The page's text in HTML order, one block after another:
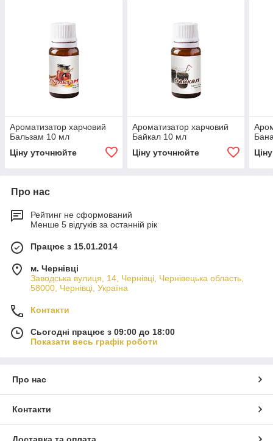
Ароматизатор харчовий
Бальзам 10 мл
Ціну уточнюйте
Ароматизатор харчовий
Байкал 10 мл
Ціну уточнюйте
Про нас
Рейтинг не сформований
Менше 5 відгуків за останній рік
Працює з 15.01.2014
м. Чернівці
Заводська вулиця, 14, Чернівці, Чернівецька область,
58000, Чернівці, Україна
Контакти
Сьогодні працює з 09:00 до 18:00
Показати весь графік роботи
Про нас
Контакти